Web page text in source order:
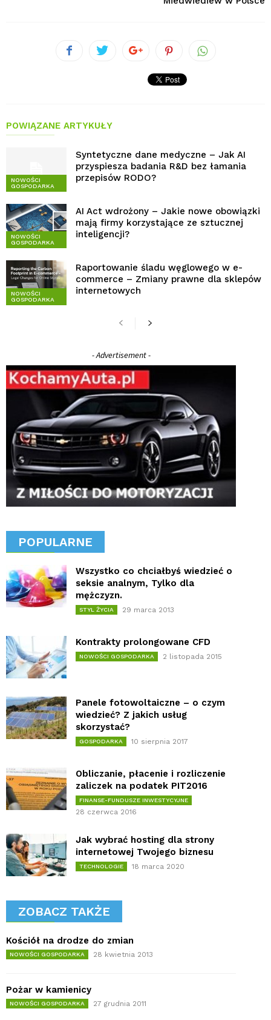
POWIĄZANE ARTYKUŁY
NOWOŚCI
GOSPODARKA
Syntetyczne dane medyczne – Jak AI
przyspiesza badania R&D bez łamania
przepisów RODO?
NOWOŚCI
GOSPODARKA
AI Act wdrożony – Jakie nowe obowiązki
mają firmy korzystające ze sztucznej
inteligencji?
NOWOŚCI
GOSPODARKA
Raportowanie śladu węglowego w e-
commerce – Zmiany prawne dla sklepów
internetowych
- Advertisement -
POPULARNE
Wszystko co chciałbyś wiedzieć o
seksie analnym, Tylko dla
mężczyzn.
STYL ŻYCIA 29 marca 2013
Kontrakty prolongowane CFD
NOWOŚCI GOSPODARKA 2 listopada 2015
Panele fotowoltaiczne – o czym
wiedzieć? Z jakich usług
skorzystać?
GOSPODARKA 10 sierpnia 2017
Obliczanie, płacenie i rozliczenie
zaliczek na podatek PIT2016
FINANSE-FUNDUSZE INWESTYCYJNE
28 czerwca 2016
Jak wybrać hosting dla strony
internetowej Twojego biznesu
TECHNOLOGIE 18 marca 2020
ZOBACZ TAKŻE
Kościół na drodze do zmian
NOWOŚCI GOSPODARKA 28 kwietnia 2013
Pożar w kamienicy
NOWOŚCI GOSPODARKA 27 grudnia 2011